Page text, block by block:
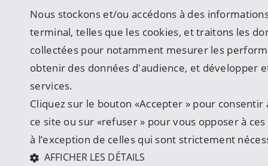
Nous stockons et/ou accédons à des
terminal, telles que les cookies, et traitons les
collectées pour notamment mesurer les
obtenir des données d'audience, et développer
services.
Cliquez sur le bouton «Accepter » pour consentir
ce site ou sur «refuser » pour vous opposer à
à l’exception de celles qui sont strictement
AFFICHER LES DÉTAILS